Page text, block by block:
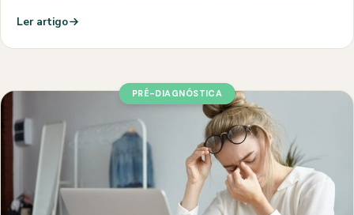
Ler artigo
PRÉ-DIAGNÓSTICA